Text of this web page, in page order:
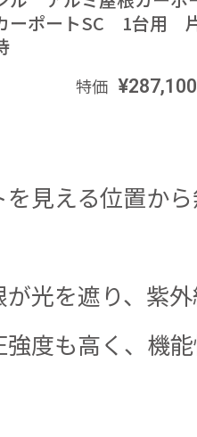
ーポートSC 1台用
特価
を見える位置か
光を遮り、紫
度も高く、機